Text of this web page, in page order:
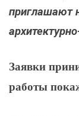
приглашают
Заявки
работы